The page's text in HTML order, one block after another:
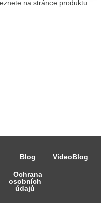
na stránce produktu
Blog VideoBlog
Ochrana
osobních
údajů